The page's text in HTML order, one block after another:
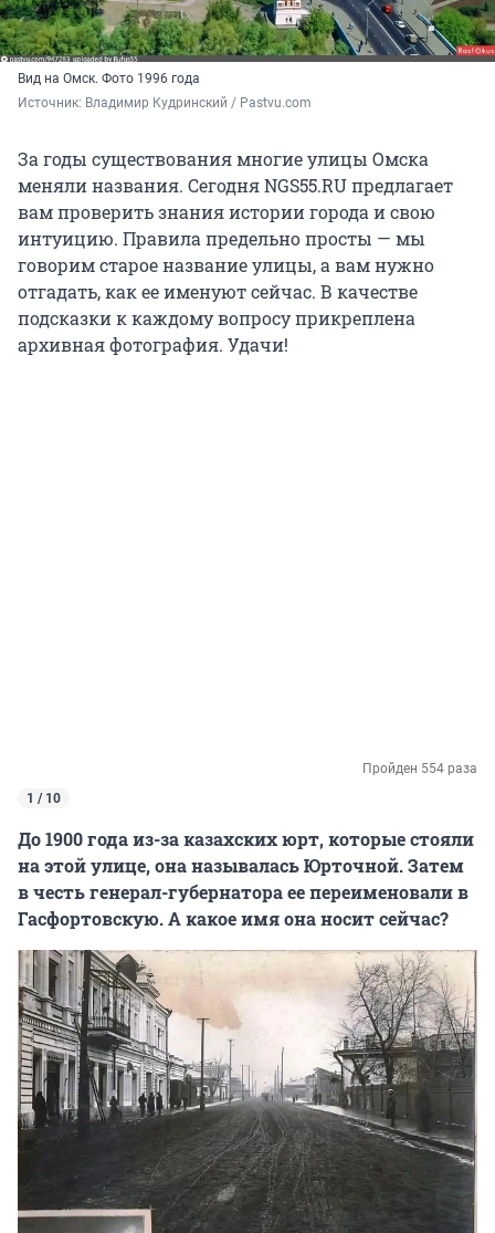
Вид на Омск. Фото 1996 года
Источник: Владимир Кудринский / Pastvu.com
За годы существования многие улицы Омска
меняли названия. Сегодня NGS55.RU предлагает
вам проверить знания истории города и свою
интуицию. Правила предельно просты — мы
говорим старое название улицы, а вам нужно
отгадать, как ее именуют сейчас. В качестве
подсказки к каждому вопросу прикреплена
архивная фотография. Удачи!
Пройден 554 раза
1 / 10
До 1900 года из-за казахских юрт, которые стояли
на этой улице, она называлась Юрточной. Затем
в честь генерал-губернатора ее переименовали в
Гасфортовскую. А какое имя она носит сейчас?